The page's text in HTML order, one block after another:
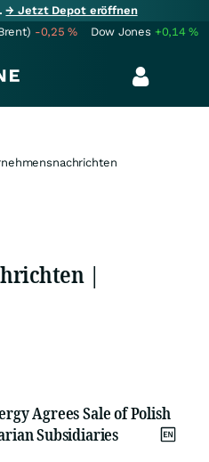
→ Jetzt Depot eröffnen
-0,25% Dow Jones +0,14%
|
Agrees Sale of Polish
Subsidiaries